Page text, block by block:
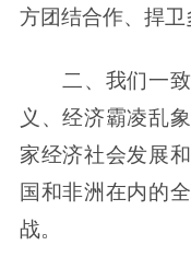
方团结合作、捍卫
二、我们一致
义、经济霸凌乱
家经济社会发展
国和非洲在内的
战。